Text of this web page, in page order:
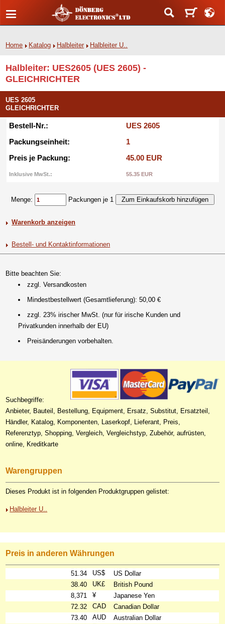
Home Katalog Halbleiter Halbleiter U..
Halbleiter: UES2605 (UES 2605) -
GLEICHRICHTER
UES 2605
GLEICHRICHTER
Bestell-Nr.:
UES 2605
Packungseinheit:
1
Preis je Packung:
45.00 EUR
Inklusive MwSt.: 55.35 EUR
Menge: Packungen je 1
Warenkorb anzeigen
Bestell- und Kontaktinformationen
Bitte beachten Sie:
zzgl. Versandkosten
Mindestbestellwert (Gesamtlieferung): 50,00 €
zzgl. 23% irischer MwSt. (nur für irische Kunden und
Privatkunden innerhalb der EU)
Preisänderungen vorbehalten.
Suchbegriffe:
Anbieter, Bauteil, Bestellung, Equipment, Ersatz, Substitut, Ersatzteil,
Händler, Katalog, Komponenten, Laserkopf, Lieferant, Preis,
Referenztyp, Shopping, Vergleich, Vergleichstyp, Zubehör, aufrüsten,
online, Kreditkarte
Warengruppen
Dieses Produkt ist in folgenden Produktgruppen gelistet:
Halbleiter U..
Preis in anderen Währungen
51.34 US$
US Dollar
38.40
UK£
British Pound
8,371
¥
Japanese Yen
72.32
CAD
Canadian Dollar
73.40
AUD
Australian Dollar